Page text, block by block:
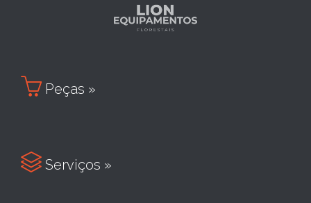
 Peças »
 Serviços »